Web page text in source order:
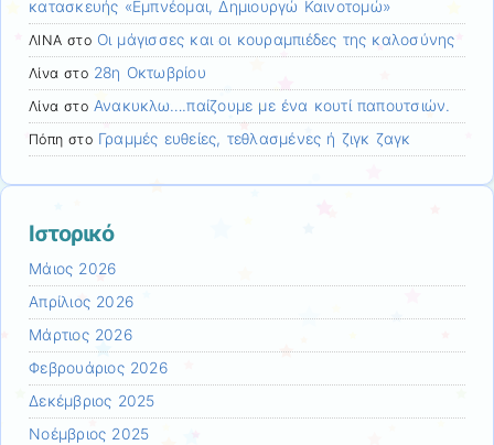
κατασκευής «Εμπνέομαι, Δημιουργώ Καινοτομώ»
ΛΙΝΑ στο Οι μάγισσες και οι κουραμπιέδες της καλοσύνης
Λίνα στο 28η Οκτωβρίου
Λίνα στο Ανακυκλω….παίζουμε με ένα κουτί παπουτσιών.
Πόπη στο Γραμμές ευθείες, τεθλασμένες ή ζιγκ ζαγκ
Ιστορικό
Μάιος 2026
Απρίλιος 2026
Μάρτιος 2026
Φεβρουάριος 2026
Δεκέμβριος 2025
Νοέμβριος 2025